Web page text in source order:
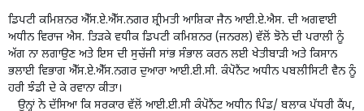
ਡਿਪਟੀ ਕਮਿਸ਼ਨਰ ਐੱਸ.ਏ.ਐੱਸ.ਨਗਰ ਸ਼੍ਰੀਮਤੀ ਆਸ਼ਿਕਾ ਜੈਨ ਆਈ.ਏ.ਐਸ. ਦੀ ਅਗਵਾਈ
ਅਧੀਨ ਵਿਰਾਜ ਐਸ. ਤਿੜਕੇ ਵਧੀਕ ਡਿਪਟੀ ਕਮਿਸ਼ਨਰ (ਜਨਰਲ) ਵੱਲੋਂ ਝੋਨੇ ਦੀ ਪਰਾਲੀ ਨੂੰ
ਅੱਗ ਨਾ ਲਗਾਉਣ ਅਤੇ ਇਸ ਦੀ ਸੁਚੱਜੀ ਸਾਂਭ ਸੰਭਾਲ ਕਰਨ ਲਈ ਖੇਤੀਬਾੜੀ ਅਤੇ ਕਿਸਾਨ
ਭਲਾਈ ਵਿਭਾਗ ਐੱਸ.ਏ.ਐੱਸ.ਨਗਰ ਦੁਆਰਾ ਆਈ.ਈ.ਸੀ. ਕੰਪੋਨੈਂਟ ਅਧੀਨ ਪਬਲੀਸਿਟੀ ਵੈਨ ਨੂੰ
ਹਰੀ ਝੰਡੀ ਦੇ ਕੇ ਰਵਾਨਾ ਕੀਤਾ।
ਉਨ੍ਹਾਂ ਨੇ ਦੱਸਿਆ ਕਿ ਸਰਕਾਰ ਵੱਲੋਂ ਆਈ.ਈ.ਸੀ ਕੰਪੋਨੈਂਟ ਅਧੀਨ ਪਿੰਡ/ ਬਲਾਕ ਪੱਧਰੀ ਕੈਂਪ,